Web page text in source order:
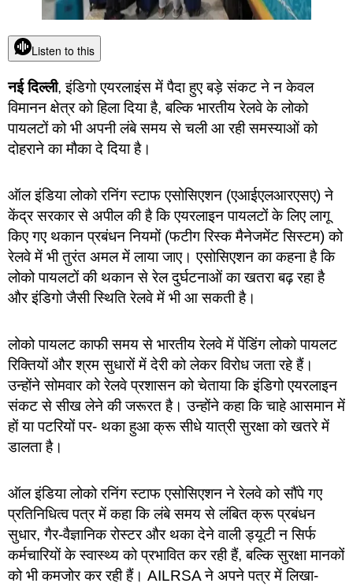
Listen to this
नई दिल्ली, इंडिगो एयरलाइंस में पैदा हुए बड़े संकट ने न केवल
विमानन क्षेत्र को हिला दिया है, बल्कि भारतीय रेलवे के लोको
पायलटों को भी अपनी लंबे समय से चली आ रही समस्याओं को
दोहराने का मौका दे दिया है।
ऑल इंडिया लोको रनिंग स्टाफ एसोसिएशन (एआईएलआरएसए) ने
केंद्र सरकार से अपील की है कि एयरलाइन पायलटों के लिए लागू
किए गए थकान प्रबंधन नियमों (फटीग रिस्क मैनेजमेंट सिस्टम) को
रेलवे में भी तुरंत अमल में लाया जाए। एसोसिएशन का कहना है कि
लोको पायलटों की थकान से रेल दुर्घटनाओं का खतरा बढ़ रहा है
और इंडिगो जैसी स्थिति रेलवे में भी आ सकती है।
लोको पायलट काफी समय से भारतीय रेलवे में पेंडिंग लोको पायलट
रिक्तियों और श्रम सुधारों में देरी को लेकर विरोध जता रहे हैं।
उन्होंने सोमवार को रेलवे प्रशासन को चेताया कि इंडिगो एयरलाइन
संकट से सीख लेने की जरूरत है। उन्होंने कहा कि चाहे आसमान में
हों या पटरियों पर- थका हुआ क्रू सीधे यात्री सुरक्षा को खतरे में
डालता है।
ऑल इंडिया लोको रनिंग स्टाफ एसोसिएशन ने रेलवे को सौंपे गए
प्रतिनिधित्व पत्र में कहा कि लंबे समय से लंबित क्रू प्रबंधन
सुधार, गैर-वैज्ञानिक रोस्टर और थका देने वाली ड्यूटी न सिर्फ
कर्मचारियों के स्वास्थ्य को प्रभावित कर रही हैं, बल्कि सुरक्षा मानकों
को भी कमजोर कर रही हैं। AILRSA ने अपने पत्र में लिखा-